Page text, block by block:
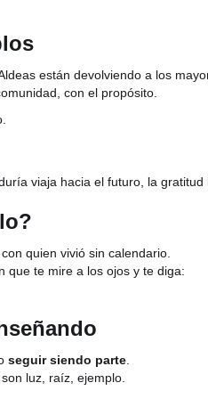
están devolviendo a los
con el propósito.
viaja hacia el futuro, la gratitud
quien vivió sin calendario.
que te mire a los ojos y te diga:
seguir siendo parte
luz, raíz, ejemplo.